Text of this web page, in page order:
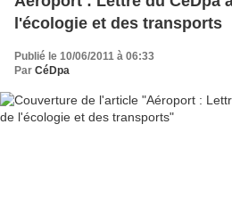
l'écologie et des transports
Publié le 10/06/2011 à 06:33
Par CéDpa